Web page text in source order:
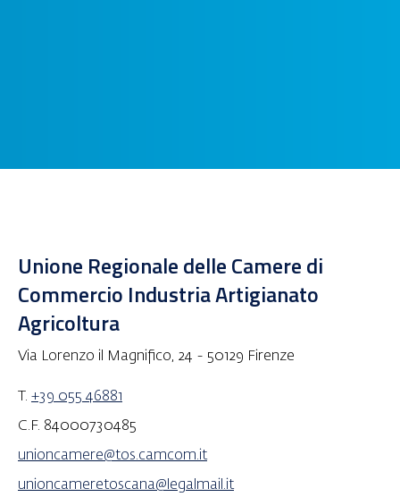
Unione Regionale delle Camere di
Commercio Industria Artigianato
Agricoltura
Via Lorenzo il Magnifico, 24 - 50129 Firenze
T. +39 055 46881
C.F. 84000730485
unioncamere@tos.camcom.it
unioncameretoscana@legalmail.it